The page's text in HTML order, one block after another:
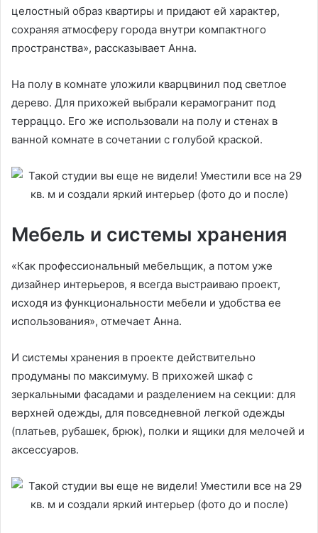
целостный образ квартиры и придают ей характер,
сохраняя атмосферу города внутри компактного
пространства», рассказывает Анна.
На полу в комнате уложили кварцвинил под светлое
дерево. Для прихожей выбрали керамогранит под
терраццо. Его же использовали на полу и стенах в
ванной комнате в сочетании с голубой краской.
Мебель и системы хранения
«Как профессиональный мебельщик, а потом уже
дизайнер интерьеров, я всегда выстраиваю проект,
исходя из функциональности мебели и удобства ее
использования», отмечает Анна.
И системы хранения в проекте действительно
продуманы по максимуму. В прихожей шкаф с
зеркальными фасадами и разделением на секции: для
верхней одежды, для повседневной легкой одежды
(платьев, рубашек, брюк), полки и ящики для мелочей и
аксессуаров.